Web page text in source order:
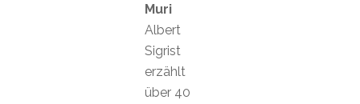
Muri
Albert
Sigrist
erzählt
über 40